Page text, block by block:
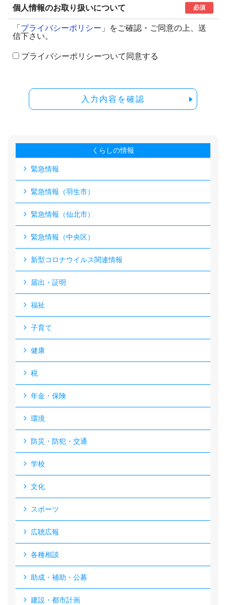
個人情報のお取り扱いについて 必須
「 プライバシーポリシー 」をご確認・ご同意の上、送
信下さい。
プライバシーポリシーついて同意する
入力内容を確認
くらしの情報
緊急情報
緊急情報（羽生市）
緊急情報（仙北市）
緊急情報（中央区）
新型コロナウイルス関連情報
届出・証明
福祉
子育て
健康
税
年金・保険
環境
防災・防犯・交通
学校
文化
スポーツ
広聴広報
各種相談
助成・補助・公募
建設・都市計画